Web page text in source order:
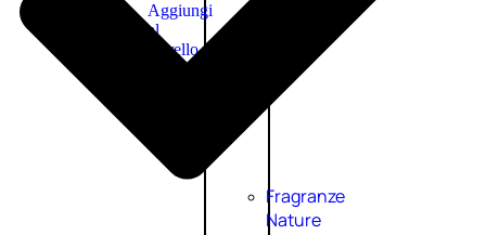
Aggiungi
al
carrello
Fragranze
Nature